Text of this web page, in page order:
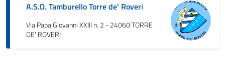
A.S.D. Tamburello Torre de' Roveri
Via Papa Giovanni XXIII n. 2 - 24060 TORRE
DE' ROVERI